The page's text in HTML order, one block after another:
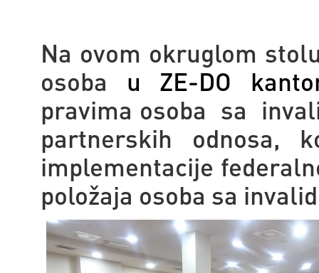
Na ovom okruglom
osoba u ZE-DO
pravima osoba sa
partnerskih odnosa,
implementacije
položaja osoba sa